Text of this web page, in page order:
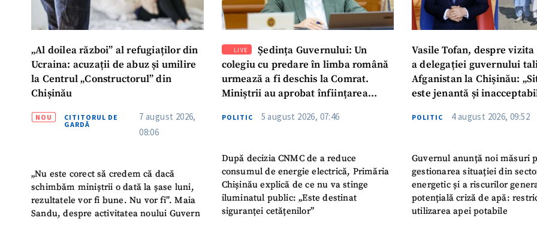
„Al doilea război” al refugiaților din
Ucraina: acuzații de abuz și umilire
la Centrul „Constructorul” din
Chișinău
NOU
CITITORUL DE
GARDĂ
7 august 2026,
08:06
„Nu este corect să credem că dacă
schimbăm miniștrii o dată la șase luni,
rezultatele vor fi bune. Nu vor fi”. Maia
Sandu, despre activitatea noului Guvern
LIVE
Ședința Guvernului: Un
colegiu cu predare în limba română
urmează a fi deschis la Comrat.
Miniștrii au aprobat înființarea
Turc „Recep Tayyip Erdogan”
POLITIC 5 august 2026, 07:46
După decizia CNMC de a reduce
consumul de energie electrică, Primăria
Chișinău explică de ce nu va stinge
iluminatul public: „Este destinat
siguranței cetățenilor”
Vasile Tofan, despre vizita
a delegației guvernului
Afganistan la Chișinău:
este jenantă și
POLITIC 4 august 2026, 09:52
Guvernul anunță noi măsuri
gestionarea situației din
energetic și a riscurilor
potențială criză de apă:
utilizarea apei potabile